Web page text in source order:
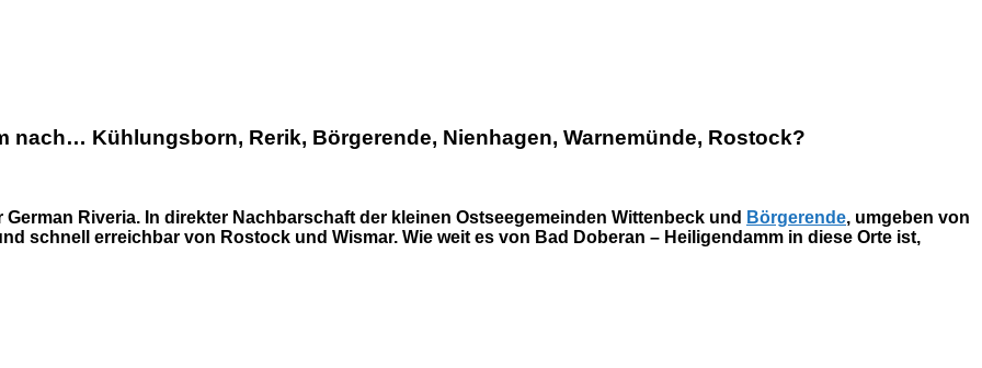
nach… Kühlungsborn, Rerik, Börgerende, Nienhagen, Warnemünde, Rostock?
Riveria. In direkter Nachbarschaft der kleinen Ostseegemeinden Wittenbeck und Börgerende, umgeben von
schnell erreichbar von Rostock und Wismar. Wie weit es von Bad Doberan – Heiligendamm in diese Orte ist,